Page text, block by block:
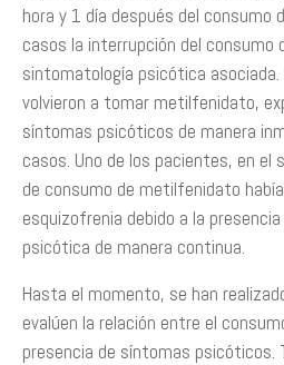
hora y 1 día después del
casos la interrupción del consumo
sintomatología psicótica asociada.
volvieron a tomar metilfenidato,
síntomas psicóticos de manera
casos. Uno de los pacientes, en el
de consumo de metilfenidato
esquizofrenia debido a la
psicótica de manera continua.
Hasta el momento, se han
evalúen la relación entre el
presencia de síntomas psicóticos.